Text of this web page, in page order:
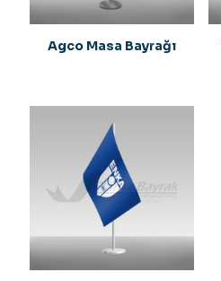
Agco Masa Bayrağı